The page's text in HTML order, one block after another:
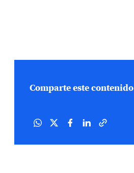
Comparte este contenido